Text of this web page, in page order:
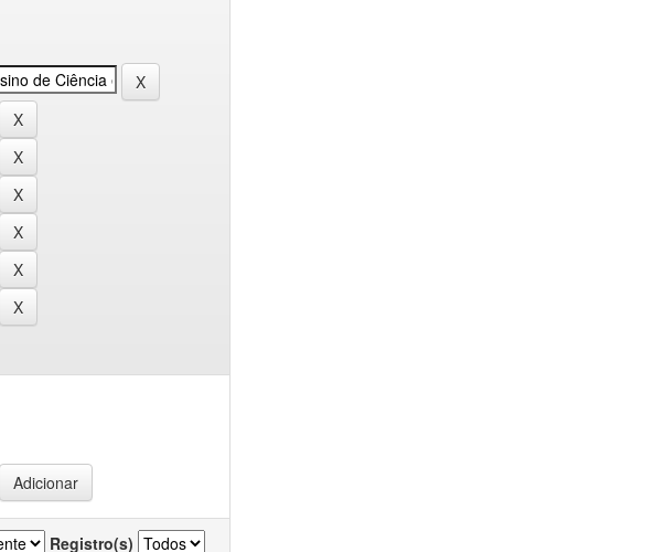
Registro(s)